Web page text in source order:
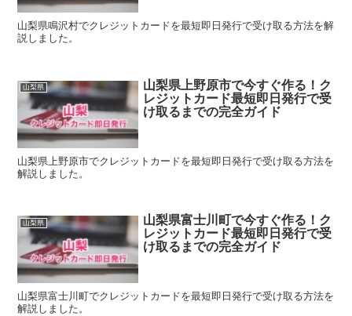
山梨県鳴沢村でクレジットカードを最短即日発行で受け取る方法を解
説しました。
山梨県
山梨県上野原市で今すぐ作る！ク
レジットカード最短即日発行で受
け取るまでの完全ガイド
山梨県上野原市でクレジットカードを最短即日発行で受け取る方法を
解説しました。
山梨県
山梨県富士川町で今すぐ作る！ク
レジットカード最短即日発行で受
け取るまでの完全ガイド
山梨県富士川町でクレジットカードを最短即日発行で受け取る方法を
解説しました。